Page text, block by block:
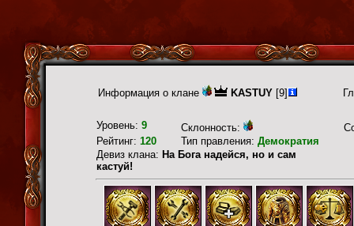
Информация о клане KASTUY [9]
Уровень: 9 Склонность:
Рейтинг: 120 Тип правления: Демократия
Девиз клана: На Бога надейся, но и сам
кастуй!